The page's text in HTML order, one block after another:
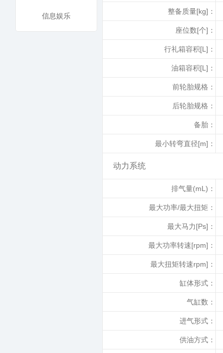
整备质量[kg]：
座位数[个]：
行礼箱容积[L]：
油箱容积[L]：
前轮胎规格：
后轮胎规格：
备胎：
最小转弯直径[m]：
动力系统
排气量(mL)：
最大功率/最大扭矩：
最大马力[Ps]：
最大功率转速[rpm]：
最大扭矩转速rpm]：
缸体形式：
气缸数：
进气形式：
供油方式：
信息娱乐